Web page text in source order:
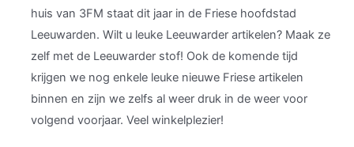
huis van 3FM staat dit jaar in de Friese hoofdstad
Leeuwarden. Wilt u leuke Leeuwarder artikelen? Maak ze
zelf met de Leeuwarder stof! Ook de komende tijd
krijgen we nog enkele leuke nieuwe Friese artikelen
binnen en zijn we zelfs al weer druk in de weer voor
volgend voorjaar. Veel winkelplezier!